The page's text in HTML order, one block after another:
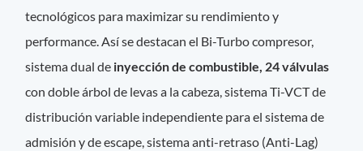
tecnológicos para maximizar su rendimiento y
performance. Así se destacan el Bi-Turbo compresor,
sistema dual de inyección de combustible, 24 válvulas
con doble árbol de levas a la cabeza, sistema Ti-VCT de
distribución variable independiente para el sistema de
admisión y de escape, sistema anti-retraso (Anti-Lag)